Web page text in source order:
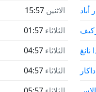
الاثنين 15:57
الثلاثاء 01:57
الثلاثاء 04:57
الثلاثاء 04:57
أباد
نانغ
داكار